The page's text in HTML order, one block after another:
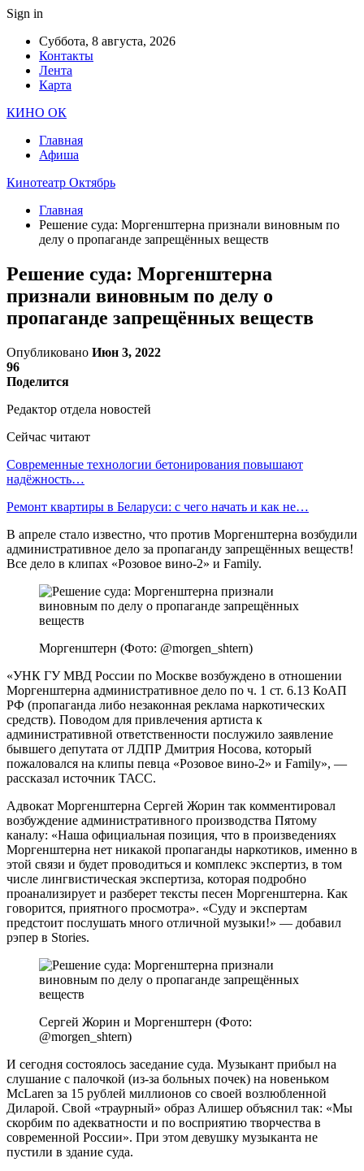
Sign in
Суббота, 8 августа, 2026
Контакты
Лента
Карта
КИНО ОК
Главная
Афиша
Кинотеатр Октябрь
Главная
Решение суда: Моргенштерна признали виновным по
делу о пропаганде запрещённых веществ
Решение суда: Моргенштерна
признали виновным по делу о
пропаганде запрещённых веществ
Опубликовано Июн 3, 2022
96
Поделится
Редактор отдела новостей
Сейчас читают
Современные технологии бетонирования повышают
надёжность…
Ремонт квартиры в Беларуси: с чего начать и как не…
В апреле стало известно, что против Моргенштерна возбудили
административное дело за пропаганду запрещённых веществ!
Все дело в клипах «Розовое вино-2» и Family.
Моргенштерн (Фото: @morgen_shtern)
«УНК ГУ МВД России по Москве возбуждено в отношении
Моргенштерна административное дело по ч. 1 ст. 6.13 КоАП
РФ (пропаганда либо незаконная реклама наркотических
средств). Поводом для привлечения артиста к
административной ответственности послужило заявление
бывшего депутата от ЛДПР Дмитрия Носова, который
пожаловался на клипы певца «Розовое вино-2» и Family», —
рассказал источник ТАСС.
Адвокат Моргенштерна Сергей Жорин так комментировал
возбуждение административного производства Пятому
каналу: «Наша официальная позиция, что в произведениях
Моргенштерна нет никакой пропаганды наркотиков, именно в
этой связи и будет проводиться и комплекс экспертиз, в том
числе лингвистическая экспертиза, которая подробно
проанализирует и разберет тексты песен Моргенштерна. Как
говорится, приятного просмотра». «Суду и экспертам
предстоит послушать много отличной музыки!» — добавил
рэпер в Stories.
Сергей Жорин и Моргенштерн (Фото:
@morgen_shtern)
И сегодня состоялось заседание суда. Музыкант прибыл на
слушание с палочкой (из-за больных почек) на новеньком
McLaren за 15 рублей миллионов со своей возлюбленной
Диларой. Свой «траурный» образ Алишер объяснил так: «Мы
скорбим по адекватности и по восприятию творчества в
современной России». При этом девушку музыканта не
пустили в здание суда.